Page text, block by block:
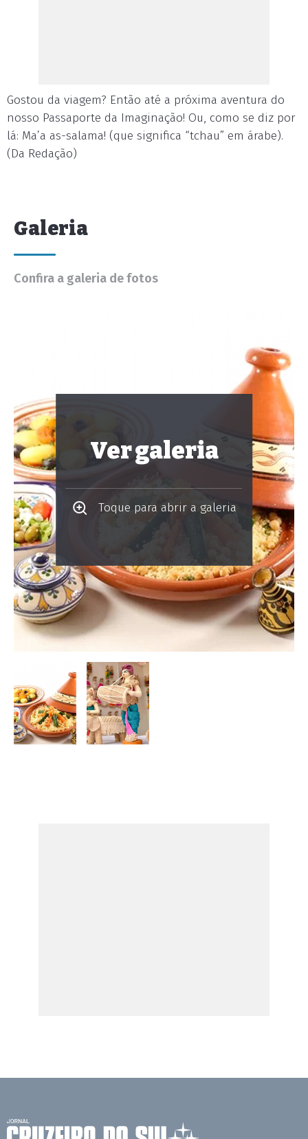
Gostou da viagem? Então até a próxima aventura do
nosso Passaporte da Imaginação! Ou, como se diz por
lá: Ma’a as-salama! (que significa “tchau” em árabe).
(Da Redação)
Galeria
Confira a galeria de fotos
Ver galeria
Toque para abrir a galeria